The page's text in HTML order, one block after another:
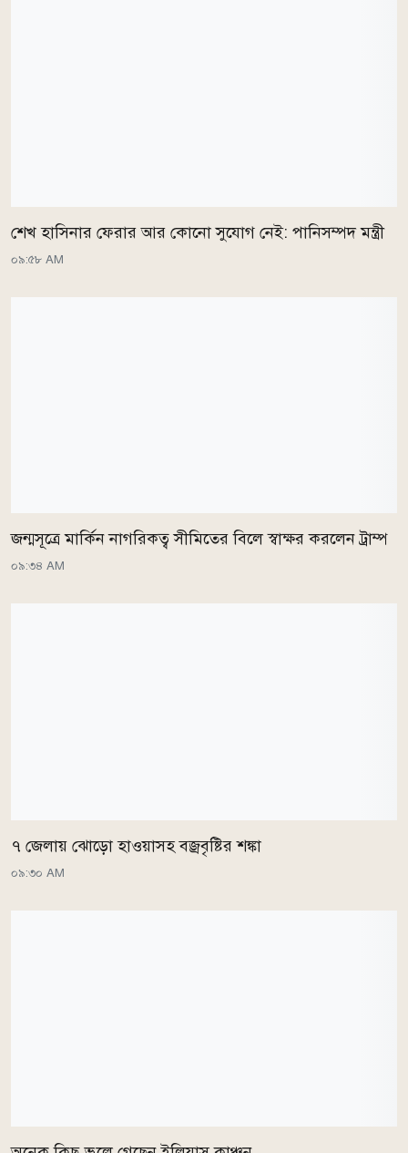
শেখ হাসিনার ফেরার আর কোনো সুযোগ নেই: পানিসম্পদ মন্ত্রী
০৯:৫৮ AM
জন্মসূত্রে মার্কিন নাগরিকত্ব সীমিতের বিলে স্বাক্ষর করলেন ট্রাম্প
০৯:৩৪ AM
৭ জেলায় ঝোড়ো হাওয়াসহ বজ্রবৃষ্টির শঙ্কা
০৯:৩০ AM